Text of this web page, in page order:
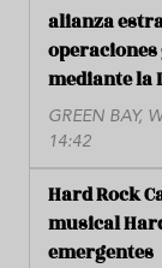
alianza
mediante la
GREEN BAY,
14:42
Hard Rock
musical
emergentes